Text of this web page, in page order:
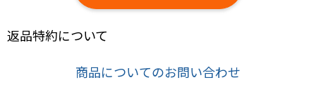
返品特約について
商品についてのお問い合わせ